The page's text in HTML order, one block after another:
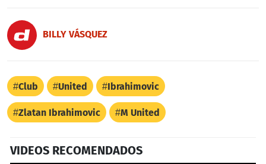
BILLY VÁSQUEZ
Club United Ibrahimovic
Zlatan Ibrahimovic M United
VIDEOS RECOMENDADOS